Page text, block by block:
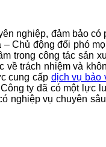
nghiệp, đảm bảo
Chủ động đối phó
trong công tác sản
về trách nhiệm và
cung cấp dịch vụ bảo
ty đã có một
vụ chuyên